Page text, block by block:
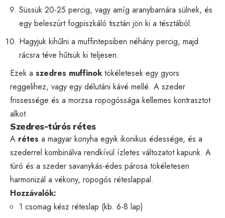
Süssük 20-25 percig, vagy amíg aranybarnára sülnek, és
egy beleszúrt fogpiszkáló tisztán jön ki a tésztából.
Hagyjuk kihűlni a muffintepsiben néhány percig, majd
rácsra téve hűtsük ki teljesen.
Ezek a szedres muffinok tökéletesek egy gyors
reggelihez, vagy egy délutáni kávé mellé. A szeder
frissessége és a morzsa ropogóssága kellemes kontrasztot
alkot.
Szedres-túrós rétes
A rétes a magyar konyha egyik ikonikus édessége, és a
szederrel kombinálva rendkívül ízletes változatot kapunk. A
túró és a szeder savanykás-édes párosa tökéletesen
harmonizál a vékony, ropogós réteslappal.
Hozzávalók:
1 csomag kész réteslap (kb. 6-8 lap)